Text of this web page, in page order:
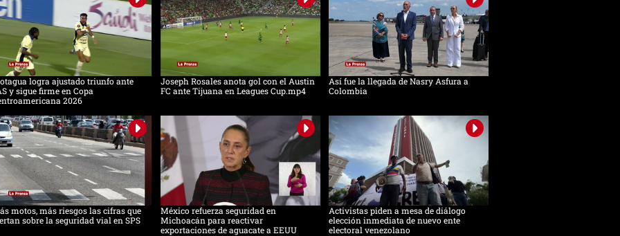
logra ajustado triunfo ante
y sigue firme en Copa
2026
Joseph Rosales anota gol con el Austin
FC ante Tijuana en Leagues Cup.mp4
Así fue la llegada de Nasry Asfura a
Colombia
motos, más riesgos las cifras que
sobre la seguridad vial en SPS
México refuerza seguridad en
Michoacán para reactivar
exportaciones de aguacate a EEUU
Activistas piden a mesa de diálogo
elección inmediata de nuevo ente
electoral venezolano